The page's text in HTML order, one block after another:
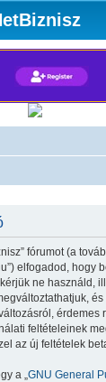
fórumot (a
elfogadod, hogy
ne használd,
érdemes
feltételeinek
az új feltételek
a „GNU General